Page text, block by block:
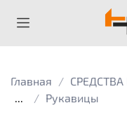
Главная
...
Рукавицы